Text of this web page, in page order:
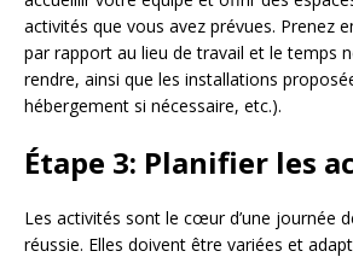
activités que vous avez prévues. Prenez
par rapport au lieu de travail et le temps
rendre, ainsi que les installations
hébergement si nécessaire, etc.).
Étape 3: Planifier les
Les activités sont le cœur d’une journée
réussie. Elles doivent être variées et